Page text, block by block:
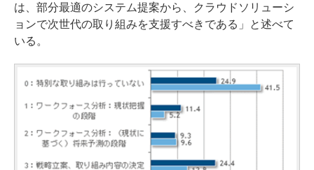
は、部分最適のシステム提案から、クラウドソリューシ
ョンで次世代の取り組みを支援すべきである」と述べて
いる。